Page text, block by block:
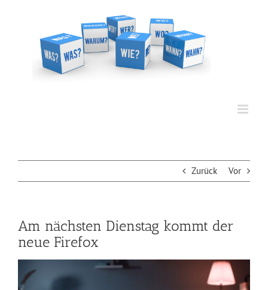
Zurück Vor
Am nächsten Dienstag kommt der
neue Firefox